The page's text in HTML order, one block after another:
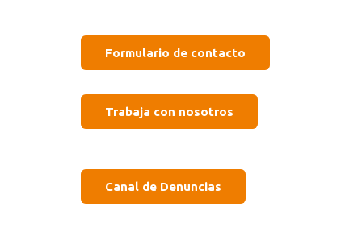
Formulario de contacto
Trabaja con nosotros
Canal de Denuncias